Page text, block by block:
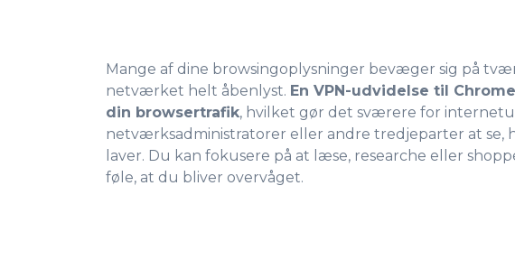
Mange af dine browsingoplysninger bevæger sig på
netværket helt åbenlyst. En VPN-udvidelse til
din browsertrafik, hvilket gør det sværere for
netværksadministratorer eller andre tredjeparter at se,
laver. Du kan fokusere på at læse, researche eller
føle, at du bliver overvåget.